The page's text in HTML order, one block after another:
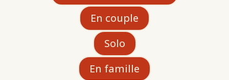
En couple
Solo
En famille